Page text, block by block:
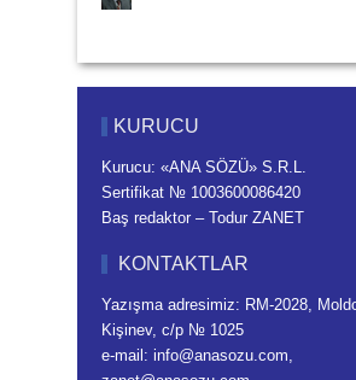
KURUCU
Kurucu: «ANA SÖZÜ» S.R.L.
Sertifikat № 1003600086420
Baş redaktor – Todur ZANET
KONTAKTLAR
Yazışma adresimiz: RM-2028,
Kişinev, c/p № 1025
e-mail: info@anasozu.com,